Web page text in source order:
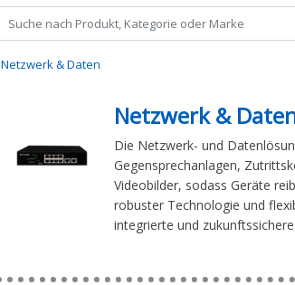
Netzwerk & Daten
Netzwerk &
Die Netzwerk- und
Gegensprechanlagen,
Videobilder, sodass Geräte
robuster Technologie und
integrierte und